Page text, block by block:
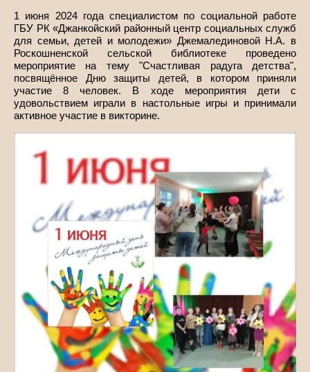
1 июня 2024 года специалистом по социальной работе
ГБУ РК «Джанкойский районный центр социальных служб
для семьи, детей и молодежи» Джемалединовой Н.А. в
Роскошненской сельской библиотеке проведено
мероприятие на тему "Счастливая радуга детства",
посвящённое Дню защиты детей, в котором приняли
участие 8 человек. В ходе мероприятия дети с
удовольствием играли в настольные игры и принимали
активное участие в викторине.